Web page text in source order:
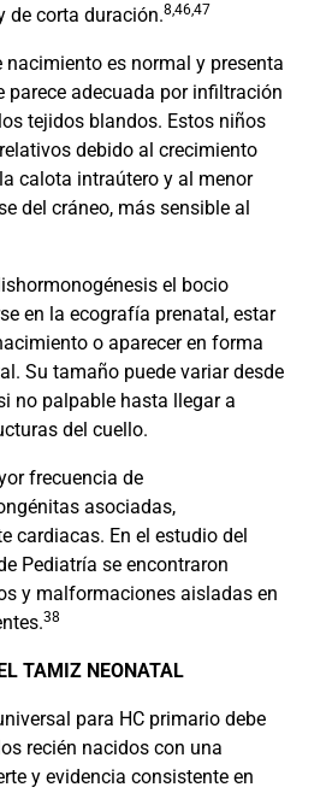
de corta duración.8,46,47
nacimiento es normal y presenta
parece adecuada por infiltración
tejidos blandos. Estos niños
debido al crecimiento
calota intraútero y al menor
del cráneo, más sensible al
el bocio
en la ecografía prenatal, estar
o aparecer en forma
Su tamaño puede variar desde
no palpable hasta llegar a
del cuello.
frecuencia de
asociadas,
cardiacas. En el estudio del
Pediatría se encontraron
y malformaciones aisladas en
38
TAMIZ NEONATAL
para HC primario debe
recién nacidos con una
y evidencia consistente en